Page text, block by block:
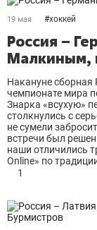
19 мая #хоккей
Россия –
Малкиным,
Накануне сборная
чемпионате мира
Знарка «всухую»
столкнулись с
не сумели
встречи был
наши отличились
Online» по
1